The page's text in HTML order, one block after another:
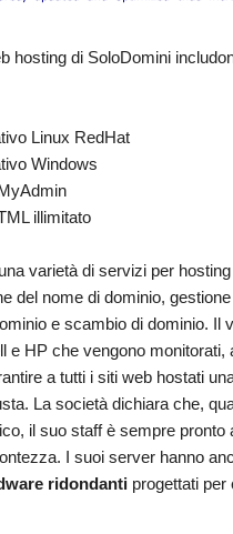
hosting di SoloDomini
Linux RedHat
Windows
illimitato
varietà di servizi per
del nome di dominio,
e scambio di dominio. Il
e HP che vengono monitorati,
a tutti i siti web hostati
La società dichiara che,
il suo staff è sempre pronto
I suoi server hanno
ridondanti progettati per